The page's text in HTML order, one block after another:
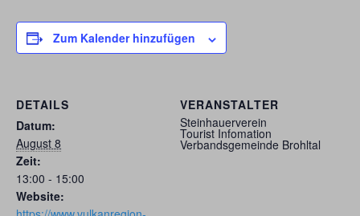
Zum Kalender hinzufügen
DETAILS
Datum:
August 8
Zeit:
13:00 - 15:00
Website:
VERANSTALTER
Steinhauerverein
Tourist Infomation
Verbandsgemeinde Brohltal